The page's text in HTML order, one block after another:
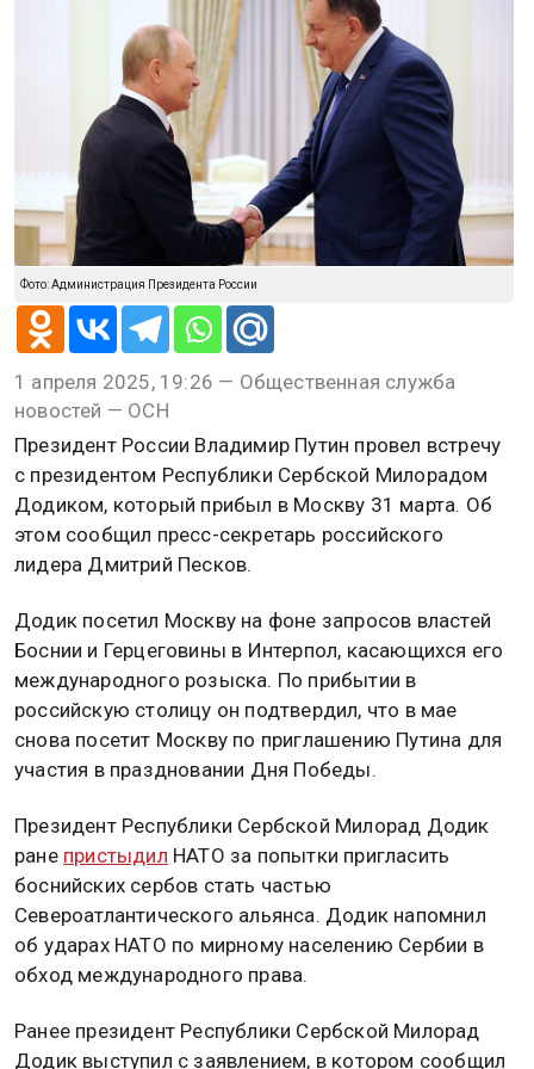
Фото: Администрация Президента России
1 апреля 2025, 19:26 — Общественная служба
новостей — ОСН
Президент России Владимир Путин провел встречу
с президентом Республики Сербской Милорадом
Додиком, который прибыл в Москву 31 марта. Об
этом сообщил пресс-секретарь российского
лидера Дмитрий Песков.
Додик посетил Москву на фоне запросов властей
Боснии и Герцеговины в Интерпол, касающихся его
международного розыска. По прибытии в
российскую столицу он подтвердил, что в мае
снова посетит Москву по приглашению Путина для
участия в праздновании Дня Победы.
Президент Республики Сербской Милорад Додик
ране пристыдил НАТО за попытки пригласить
боснийских сербов стать частью
Североатлантического альянса. Додик напомнил
об ударах НАТО по мирному населению Сербии в
обход международного права.
Ранее президент Республики Сербской Милорад
Додик выступил с заявлением, в котором сообщил